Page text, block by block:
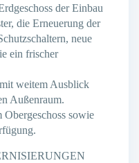
der Einbau
die Erneuerung der
neue
ein frischer
weitem Ausblick
Außenraum.
sowie